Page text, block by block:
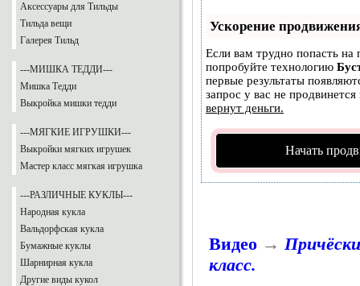
Аксессуары для Тильды
Тильда вещи
Галерея Тильд
---МИШКА ТЕДДИ---
Мишка Тедди
Выкройка мишки тедди
---МЯГКИЕ ИГРУШКИ---
Выкройки мягких игрушек
Мастер класс мягкая игрушка
---РАЗЛИЧНЫЕ КУКЛЫ---
Народная кукла
Вальдорфская кукла
Бумажные куклы
Шарнирная кукла
Другие виды кукол
Ускорение
Если вам трудно попасть на
попробуйте технологию
первые результаты
запрос у вас не
вернут деньги.
Начать
Видео →
класс.